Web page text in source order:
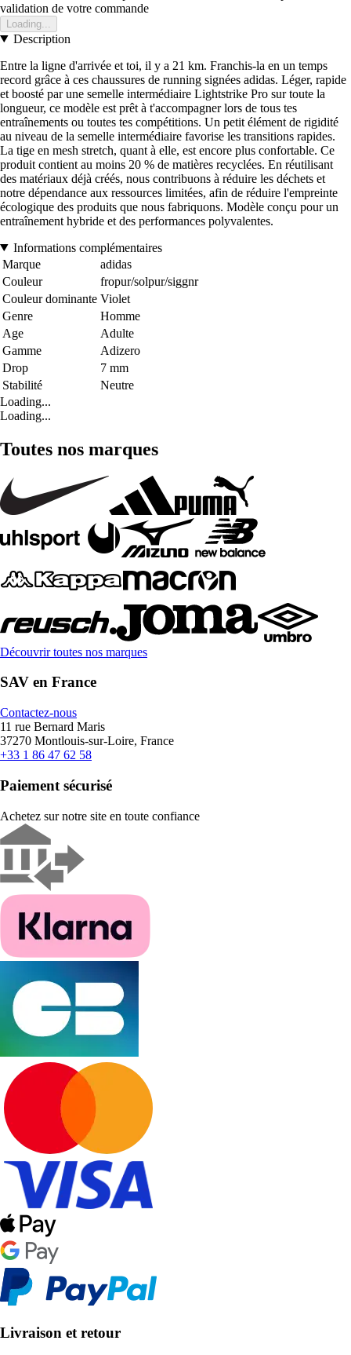
validation de votre commande
Loading...
Description
Entre la ligne d'arrivée et toi, il y a 21 km. Franchis-la en un temps
record grâce à ces chaussures de running signées adidas. Léger, rapide
et boosté par une semelle intermédiaire Lightstrike Pro sur toute la
longueur, ce modèle est prêt à t'accompagner lors de tous tes
entraînements ou toutes tes compétitions. Un petit élément de rigidité
au niveau de la semelle intermédiaire favorise les transitions rapides.
La tige en mesh stretch, quant à elle, est encore plus confortable. Ce
produit contient au moins 20 % de matières recyclées. En réutilisant
des matériaux déjà créés, nous contribuons à réduire les déchets et
notre dépendance aux ressources limitées, afin de réduire l'empreinte
écologique des produits que nous fabriquons. Modèle conçu pour un
entraînement hybride et des performances polyvalentes.
Informations complémentaires
Marque
adidas
Couleur
fropur/solpur/siggnr
Couleur dominante Violet
Genre
Homme
Age
Adulte
Gamme
Adizero
Drop
7 mm
Stabilité
Neutre
Loading...
Loading...
Toutes nos marques
Découvrir toutes nos marques
SAV en France
Contactez-nous
11 rue Bernard Maris
37270 Montlouis-sur-Loire, France
+33 1 86 47 62 58
Paiement sécurisé
Achetez sur notre site en toute confiance
Livraison et retour